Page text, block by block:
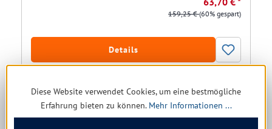
159,25 €(60% gespart)
Details
Restposten
Diese Website verwendet Cookies, um eine bestmögliche
Erfahrung bieten zu können. Mehr Informationen ...